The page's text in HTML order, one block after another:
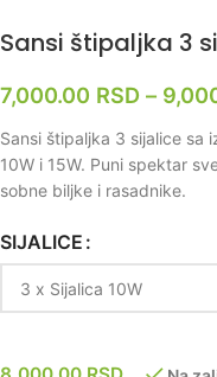
Sansi štipaljka 3
7,000.00 RSD –
Sansi štipaljka 3 sijalice sa
10W i 15W. Puni spektar
sobne biljke i rasadnike.
SIJALICE